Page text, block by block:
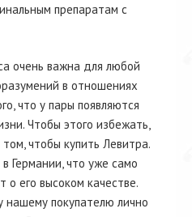
препаратам с
очень важна для любой
в отношениях
что у пары появляются
Чтобы этого избежать,
чтобы купить Левитра.
Германии, что уже само
о его высоком качестве.
покупателю лично